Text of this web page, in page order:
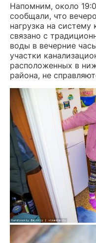
Напомним, около
сообщали, что
нагрузка на систему
связано с
воды в вечерние
участки
расположенных в
района, не